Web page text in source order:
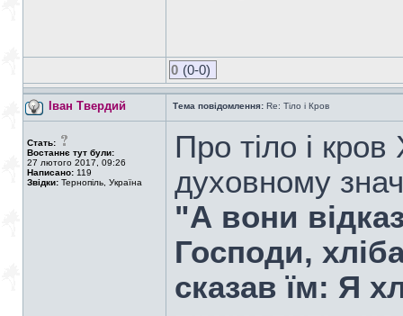
0 (0-0)
Іван Твердий Тема повідомлення: Re: Тіло і Кров
Стать:
Востаннє тут були:
27 лютого 2017, 09:26
Написано: 119
Звідки: Тернопіль, Україна
Про тіло і
духовному
"А вони
Господи,
сказав їм: Я